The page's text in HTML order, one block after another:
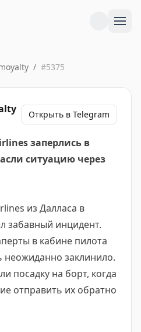
/ #5375
Открыть в Telegram
заперлись в
ситуацию через
из Далласа в
забавный инцидент.
в кабине пилота
неожиданно заклинило.
посадку на борт, когда
отправить их обратно